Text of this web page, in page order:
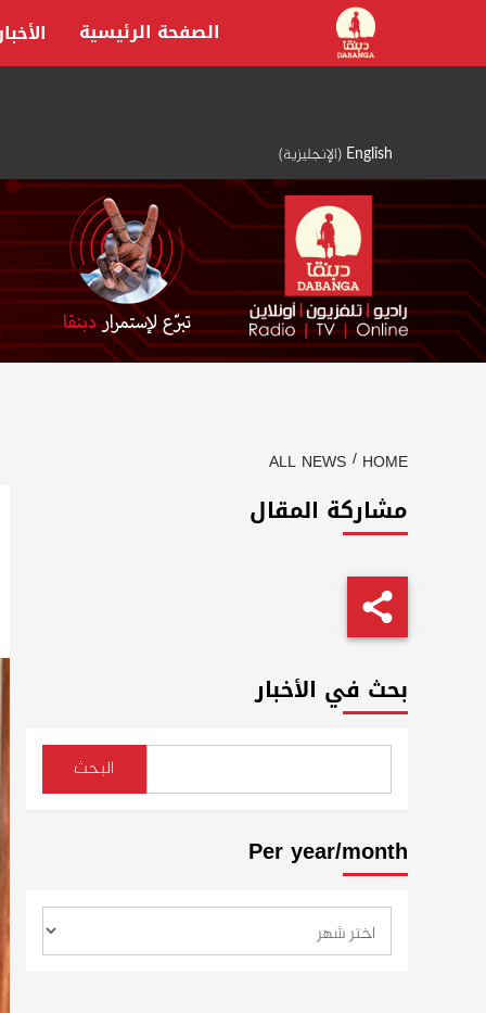
content
English
(الإنجليزية)
الصفحة الرئيسية
HOME
ALL NEWS
مشاركة المقال
بحث في الأخبار
البحث
Per year/month